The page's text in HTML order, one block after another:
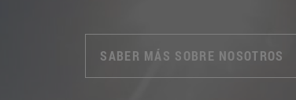
SABER MÁS SOBRE NOSOTROS